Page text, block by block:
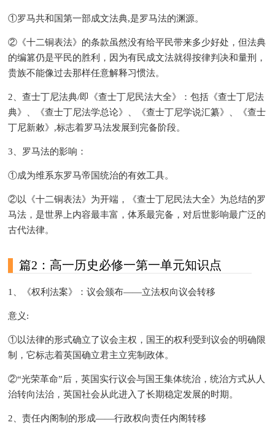
①罗马共和国第一部成文法典,是罗马法的渊源。
②《十二铜表法》的条款虽然没有给平民带来多少好处，但法典
的编篡仍是平民的胜利，因为有民成文法就得按律判决和量刑，
贵族不能像过去那样任意解释习惯法。
2、查士丁尼法典/即《查士丁尼民法大全》：包括《查士丁尼法
典》、《查士丁尼法学总论》、《查士丁尼学说汇纂》、《查士
丁尼新敕》,标志着罗马法发展到完备阶段。
3、罗马法的影响：
①成为维系东罗马帝国统治的有效工具。
②以《十二铜表法》为开端，《查士丁尼民法大全》为总结的罗
马法，是世界上内容最丰富，体系最完备，对后世影响最广泛的
古代法律。
篇2：高一历史必修一第一单元知识点
1、《权利法案》：议会颁布——立法权向议会转移
意义:
①以法律的形式确立了议会主权，国王的权利受到议会的明确限
制，它标志着英国确立君主立宪制政体。
②“光荣革命”后，英国实行议会与国王集体统治，统治方式从人
治转向法治，英国社会从此进入了长期稳定发展的时期。
2、责任内阁制的形成——行政权向责任内阁转移